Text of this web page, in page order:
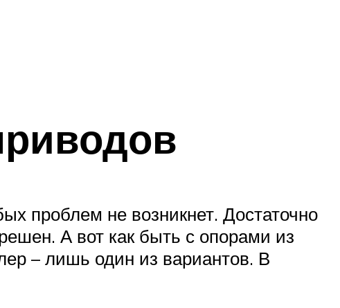
проблем не возникнет. Достаточно
А вот как быть с опорами из
– лишь один из вариантов. В